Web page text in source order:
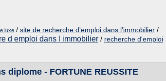
luxe / site de recherche d'emploi dans l'immobilier /
d emploi dans l immobilier / recherche d'emploi
diplome - FORTUNE REUSSITE